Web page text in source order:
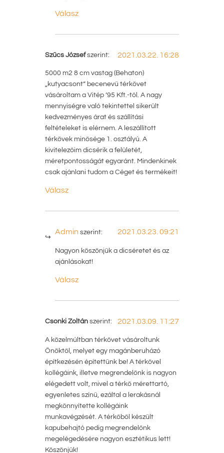
Válasz
Szűcs József szerint: 2021.03.22. 16:28
5000 m2 8 cm vastag (Behaton)
„kutyacsont” becenevű térkövet
vásároltam a Vitép ’95 Kft.-től. A nagy
mennyiségre való tekintettel sikerült
kedvezményes árat és szállítási
feltételeket is elérnem. A leszállított
térkövek minősége 1. osztályú. A
kivitelezőim dicsérik a felületét,
méretpontosságát egyaránt. Mindenkinek
csak ajánlani tudom a Céget és termékeit!
Válasz
Admin szerint: 2021.03.23. 09:21
Nagyon köszönjük a dicséretet és az
ajánlásokat!
Válasz
Csonki Zoltán szerint: 2021.03.09. 11:27
A közelmúltban térkövet vásároltunk
Önöktől, melyet egy magánberuházó
építkezésén építettünk be! A térkővel
kollégáink, illetve megrendelőnk is nagyon
elégedett volt, mivel a térkő mérettartó,
egyenletes színű, ezáltal a lerakásnál
megkönnyítette kollégáink
munkavégzését. A térkőből készült
kapubehajtó pedig megrendelőnk
megelégedésére nagyon esztétikus lett!
Köszönjük!